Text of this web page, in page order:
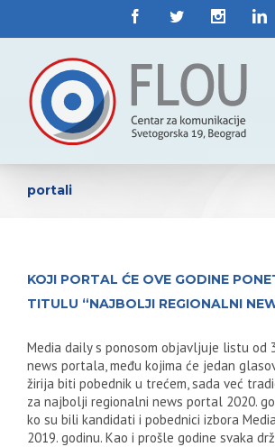
portali
KOJI PORTAL ĆE OVE GODINE
TITULU “NAJBOLJI REGIONALNI
Media daily s ponosom objavljuje listu od
news portala, među kojima će jedan
žirija biti pobednik u trećem, sada već
za najbolji regionalni news portal 2020.
ko su bili kandidati i pobednici izbora
2019. godinu. Kao i prošle godine svaka